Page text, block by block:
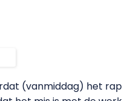
(vanmiddag) het